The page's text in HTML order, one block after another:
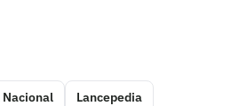
Nacional Lancepedia